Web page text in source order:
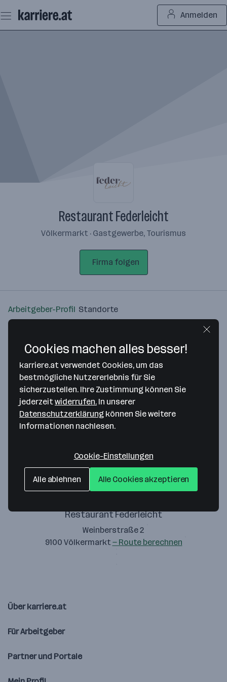
Seiteninhalt
springen
Anmelden
Restaurant Federleicht
Völkermarkt · Gastgewerbe, Tourismus
Firma folgen
Arbeitgeber-Profil Standorte
Bitte stimme unseren Cookie-
Richtlinien zu, um diese Karte
anzuzeigen.
Restaurant Federleicht
Weinberstraße 2
9100 Völkermarkt— Route berechnen
Über karriere.at
Für Arbeitgeber
Partner und Portale
Cookies machen alles besser!
karriere.at verwendet Cookies, um das
bestmögliche Nutzererlebnis für Sie
sicherzustellen. Ihre Zustimmung können Sie
jederzeitwiderrufen. In unserer
Datenschutzerklärung können Sie weitere
Informationen nachlesen.
Cookie-Einstellungen
Alle ablehnen Alle Cookies akzeptieren